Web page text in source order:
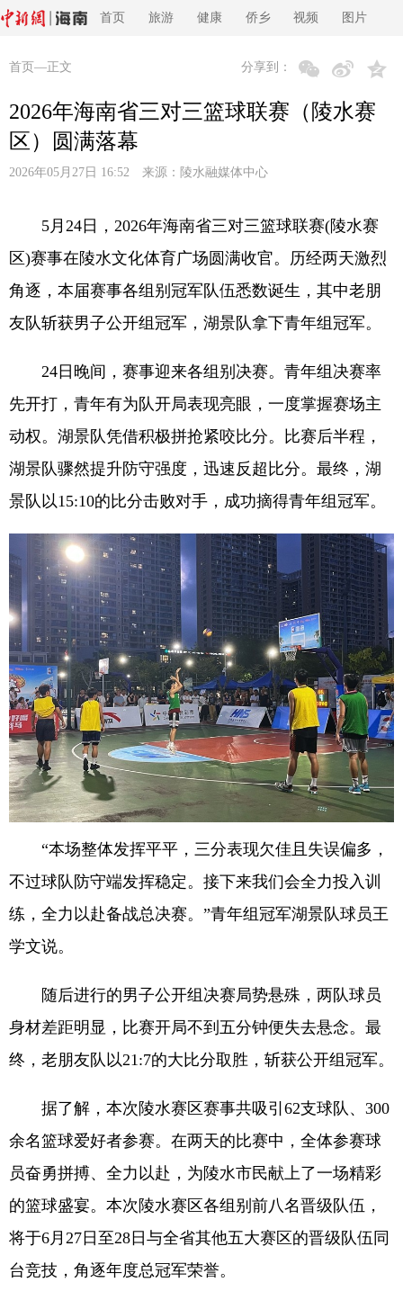
首页 旅游 健康 侨乡 视频 图片
首页 —正文 分享到：
2026年海南省三对三篮球联赛（陵水赛
区）圆满落幕
2026年05月27日 16:52 来源： 陵水融媒体中心
5月24日，2026年海南省三对三篮球联赛(陵水赛
区)赛事在陵水文化体育广场圆满收官。历经两天激烈
角逐，本届赛事各组别冠军队伍悉数诞生，其中老朋
友队斩获男子公开组冠军，湖景队拿下青年组冠军。
24日晚间，赛事迎来各组别决赛。青年组决赛率
先开打，青年有为队开局表现亮眼，一度掌握赛场主
动权。湖景队凭借积极拼抢紧咬比分。比赛后半程，
湖景队骤然提升防守强度，迅速反超比分。最终，湖
景队以15:10的比分击败对手，成功摘得青年组冠军。
“本场整体发挥平平，三分表现欠佳且失误偏多，
不过球队防守端发挥稳定。接下来我们会全力投入训
练，全力以赴备战总决赛。”青年组冠军湖景队球员王
学文说。
随后进行的男子公开组决赛局势悬殊，两队球员
身材差距明显，比赛开局不到五分钟便失去悬念。最
终，老朋友队以21:7的大比分取胜，斩获公开组冠军。
据了解，本次陵水赛区赛事共吸引62支球队、300
余名篮球爱好者参赛。在两天的比赛中，全体参赛球
员奋勇拼搏、全力以赴，为陵水市民献上了一场精彩
的篮球盛宴。本次陵水赛区各组别前八名晋级队伍，
将于6月27日至28日与全省其他五大赛区的晋级队伍同
台竞技，角逐年度总冠军荣誉。